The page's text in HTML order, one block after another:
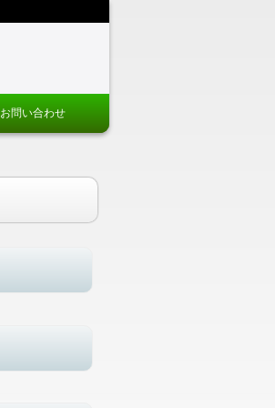
お問い合わせ